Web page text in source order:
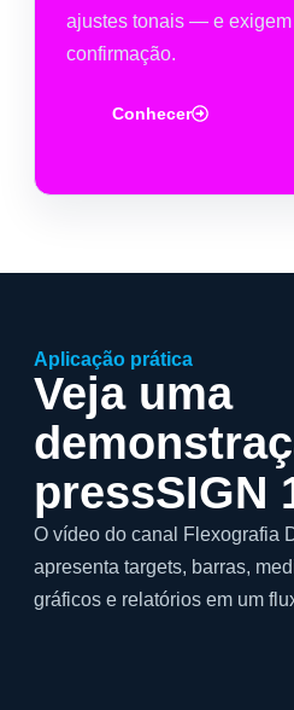
ajustes tonais — e exigem
confirmação.
Conhecer
Aplicação prática
Veja uma
pressSIGN
O vídeo do canal Flexografia
apresenta targets, barras,
gráficos e relatórios em um